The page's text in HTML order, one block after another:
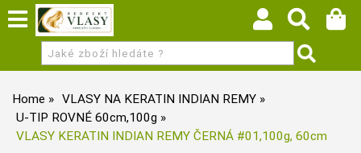
Home
VLASY NA KERATIN INDIAN REMY
U-TIP ROVNÉ 60cm,100g
VLASY KERATIN INDIAN REMY ČERNÁ #01,100g, 60cm